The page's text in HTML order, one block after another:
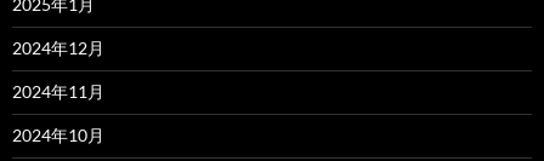
2024年12月
2024年11月
2024年10月